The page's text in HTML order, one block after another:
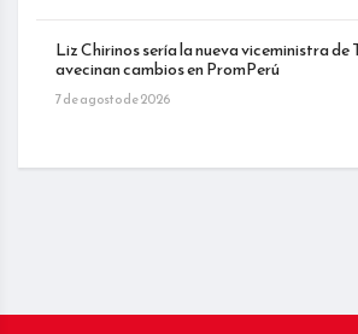
Liz Chirinos sería la nueva viceministra de
avecinan cambios en PromPerú
7 de agosto de 2026